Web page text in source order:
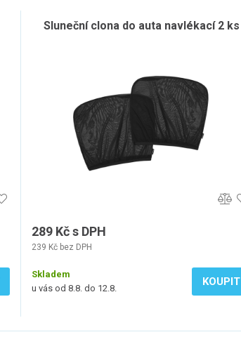
Sluneční clona do auta navlékací 2 ks
289 Kč s DPH
239 Kč bez DPH
Skladem
u vás od 8.8. do 12.8.
KOUPIT